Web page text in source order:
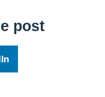
post